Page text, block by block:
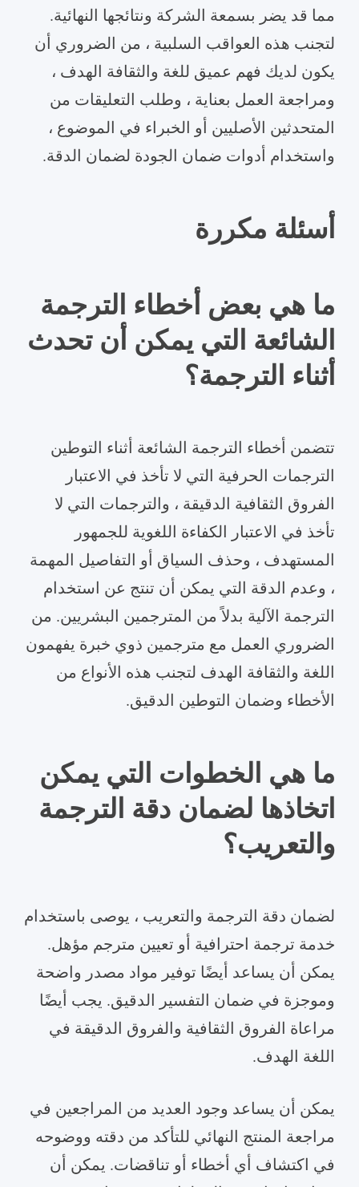
مما قد يضر بسمعة الشركة ونتائجها النهائية.
لتجنب هذه العواقب السلبية ، من الضروري أن
يكون لديك فهم عميق للغة والثقافة الهدف ،
ومراجعة العمل بعناية ، وطلب التعليقات من
المتحدثين الأصليين أو الخبراء في الموضوع ،
واستخدام أدوات ضمان الجودة لضمان الدقة.
أسئلة مكررة
ما هي بعض أخطاء الترجمة
الشائعة التي يمكن أن تحدث
أثناء الترجمة؟
تتضمن أخطاء الترجمة الشائعة أثناء التوطين
الترجمات الحرفية التي لا تأخذ في الاعتبار
الفروق الثقافية الدقيقة ، والترجمات التي لا
تأخذ في الاعتبار الكفاءة اللغوية للجمهور
المستهدف ، وحذف السياق أو التفاصيل المهمة
، وعدم الدقة التي يمكن أن تنتج عن استخدام
الترجمة الآلية بدلاً من المترجمين البشريين. من
الضروري العمل مع مترجمين ذوي خبرة يفهمون
اللغة والثقافة الهدف لتجنب هذه الأنواع من
الأخطاء وضمان التوطين الدقيق.
ما هي الخطوات التي يمكن
اتخاذها لضمان دقة الترجمة
والتعريب؟
لضمان دقة الترجمة والتعريب ، يوصى باستخدام
خدمة ترجمة احترافية أو تعيين مترجم مؤهل.
يمكن أن يساعد أيضًا توفير مواد مصدر واضحة
وموجزة في ضمان التفسير الدقيق. يجب أيضًا
مراعاة الفروق الثقافية والفروق الدقيقة في
اللغة الهدف.
يمكن أن يساعد وجود العديد من المراجعين في
مراجعة المنتج النهائي للتأكد من دقته ووضوحه
في اكتشاف أي أخطاء أو تناقضات. يمكن أن